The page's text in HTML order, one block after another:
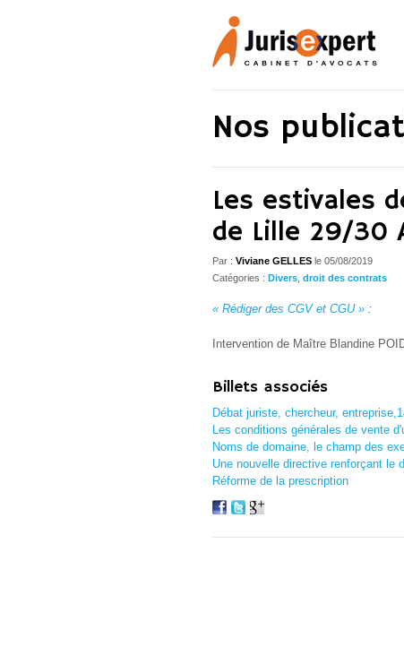
Nos
Les estivales
de Lille 29/30
Par : Viviane GELLES le 05/08/2019
Catégories : Divers droit des contrats
« Rédiger des CGV et CGU » :
Intervention de Maître Blandine
Billets associés
Débat juriste, chercheur,
Les conditions générales de vente
Noms de domaine, le champ des
Une nouvelle directive renforçant le
Réforme de la prescription